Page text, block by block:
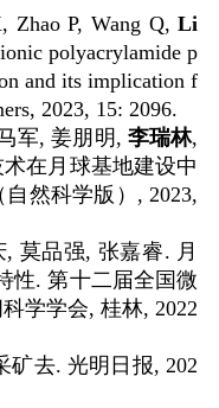
Zhao P, Wang Q,Li
polyacrylamide p
and its implication f
2023, 15: 2096.
军,姜朋明 , 李瑞林,
在月球基地建设中
然科学版） , 2023,
, 莫品强, 张嘉睿. 月
性.第十二届全国微
学学会,桂林, 2022
矿去. 光明日报, 202